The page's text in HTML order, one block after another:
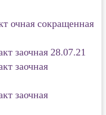
очная сокращенная
заочная 28.07.21
заочная
заочная